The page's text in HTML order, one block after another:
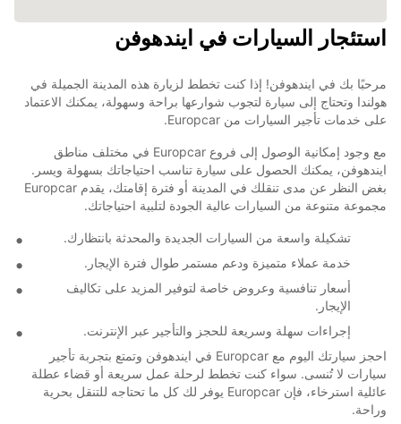
استئجار السيارات في ايندهوفن
مرحبًا بك في ايندهوفن! إذا كنت تخطط لزيارة هذه المدينة الجميلة في
هولندا وتحتاج إلى سيارة لتجوب شوارعها براحة وسهولة، يمكنك الاعتماد
على خدمات تأجير السيارات من Europcar.
مع وجود إمكانية الوصول إلى فروع Europcar في مختلف مناطق
ايندهوفن، يمكنك الحصول على سيارة تناسب احتياجاتك بسهولة ويسر.
بغض النظر عن مدى تنقلك في المدينة أو فترة إقامتك، يقدم Europcar
مجموعة متنوعة من السيارات عالية الجودة لتلبية احتياجاتك.
تشكيلة واسعة من السيارات الجديدة والمحدثة بانتظارك.
خدمة عملاء متميزة ودعم مستمر طوال فترة الإيجار.
أسعار تنافسية وعروض خاصة لتوفير المزيد على تكاليف
الإيجار.
إجراءات سهلة وسريعة للحجز والتأجير عبر الإنترنت.
احجز سيارتك اليوم مع Europcar في ايندهوفن وتمتع بتجربة تأجير
سيارات لا تُنسى. سواء كنت تخطط لرحلة عمل سريعة أو قضاء عطلة
عائلية استرخاء، فإن Europcar يوفر لك كل ما تحتاجه للتنقل بحرية
وراحة.